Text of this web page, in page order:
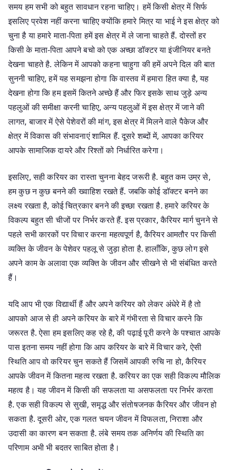
समय हम सभी को बहुत सावधान रहना चाहिए। हमें किसी क्षेत्र में सिर्फ
इसलिए प्रवेश नहीं करना चाहिए क्योंकि हमारे मित्र या भाई ने इस क्षेत्र को
चुना है या हमारे माता-पिता हमें इस क्षेत्र में ले जाना चाहते हैं. दोस्तों हर
किसी के माता-पिता आपने बचो को एक अच्छा डॉक्टर या इंजीनियर बनते
देखना चाहते है. लेकिन में आपको कहना चाहुगा की हमें अपने दिल की बात
सुननी चाहिए, हमें यह समझना होगा कि वास्तव में हमारा हित क्या है, यह
देखना होगा कि हम इसमें कितने अच्छे हैं और फिर इसके साथ जुड़े अन्य
पहलुओं की समीक्षा करनी चाहिए, अन्य पहलुओं में इस क्षेत्र में जाने की
लागत, बाजार में ऐसे पेशेवरों की मांग, इस क्षेत्र में मिलने वाले पैकेज और
क्षेत्र में विकास की संभावनाएं शामिल हैं. दूसरे शब्दों में, आपका करियर
आपके सामाजिक दायरे और रिश्तों को निर्धारित करेगा।
इसलिए, सही करियर का रास्ता चुनना बेहद जरूरी है. बहुत कम उम्र से,
हम कुछ न कुछ बनने की ख्वाहिश रखते हैं. जबकि कोई डॉक्टर बनने का
लक्ष्य रखता है, कोई चित्रकार बनने की इच्छा रखता है. हमारे करियर के
विकल्प बहुत सी चीजों पर निर्भर करते हैं. इस प्रकार, कैरियर मार्ग चुनने से
पहले सभी कारकों पर विचार करना महत्वपूर्ण है, कैरियर आमतौर पर किसी
व्यक्ति के जीवन के पेशेवर पहलू से जुड़ा होता है. हालाँकि, कुछ लोग इसे
अपने काम के अलावा एक व्यक्ति के जीवन और सीखने से भी संबंधित करते
हैं।
यदि आप भी एक विद्यार्थी हैं और अपने करियर को लेकर अंधेरे में है तो
आपको आज से ही अपने करियर के बारे में गंभीरता से विचार करने कि
जरूरत है. ऐसा हम इसलिए कह रहे है, की पढ़ाई पूरी करने के पश्चात आपके
पास इतना समय नहीं होगा कि आप करियर के बारे में विचार करे, ऐसी
स्थिति आप वो करियर चुन सकते हैं जिसमें आपकी रुचि ना हो, कैरियर
आपके जीवन में कितना महत्व रखता है. करियर का एक सही विकल्प मौलिक
महत्व है। यह जीवन में किसी की सफलता या असफलता पर निर्भर करता
है. एक सही विकल्प से सुखी, समृद्ध और संतोषजनक कैरियर और जीवन हो
सकता है. दूसरी ओर, एक गलत चयन जीवन में विफलता, निराशा और
उदासी का कारण बन सकता है. लंबे समय तक अनिर्णय की स्थिति का
परिणाम अभी भी बदतर साबित होता है।